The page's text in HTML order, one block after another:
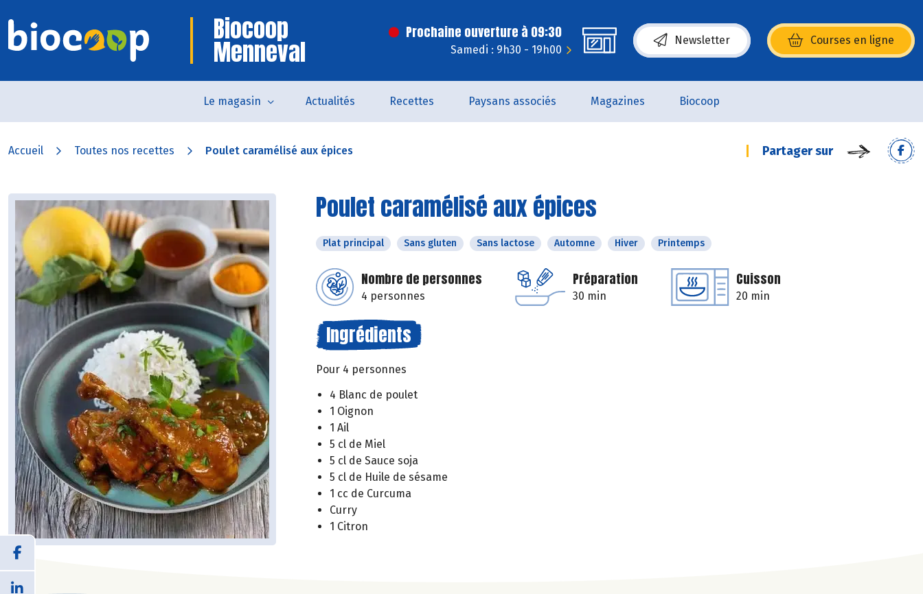
Biocoop
Menneval
Prochaine ouverture à 09:30
Samedi : 9h30 - 19h00
Newsletter Courses en ligne
(s’ouvre dans une nouvelle fenêtre)
Le magasin Actualités Recettes Paysans associés Magazines Biocoop
Accueil Toutes nos recettes Poulet caramélisé aux épices Partager sur
Poulet caramélisé aux épices
Plat principal Sans gluten Sans lactose Automne Hiver Printemps
Nombre de personnes
4 personnes
Préparation
30 min
Cuisson
20 min
Ingrédients
Pour 4 personnes
4 Blanc de poulet
1 Oignon
1 Ail
5 cl de Miel
5 cl de Sauce soja
5 cl de Huile de sésame
1 cc de Curcuma
Curry
1 Citron